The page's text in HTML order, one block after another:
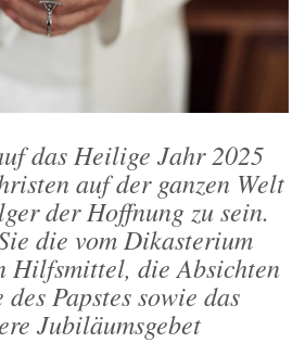
das Heilige Jahr 2025
auf der ganzen Welt
der Hoffnung zu sein.
die vom Dikasterium
Hilfsmittel, die Absichten
des Papstes sowie das
Jubiläumsgebet